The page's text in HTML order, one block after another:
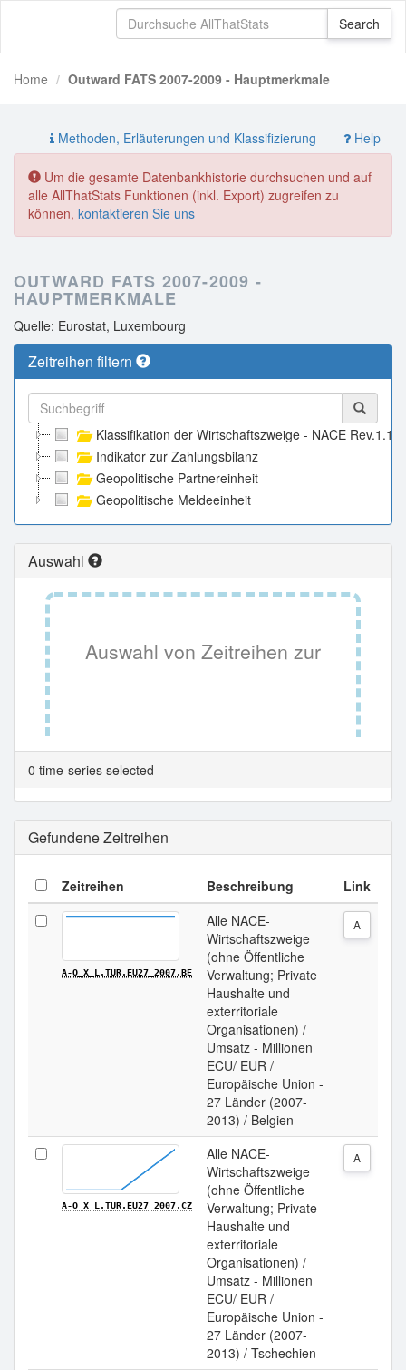
Home Outward FATS 2007-2009 - Hauptmerkmale
Methoden, Erläuterungen und Klassifizierung Help
Um die gesamte Datenbankhistorie durchsuchen und auf
alle AllThatStats Funktionen (inkl. Export) zugreifen zu
können, kontaktieren Sie uns
OUTWARD FATS 2007-2009 -
HAUPTMERKMALE
Quelle: Eurostat, Luxembourg
Zeitreihen filtern
Klassifikation der Wirtschaftszweige - NACE Rev.1.1
Indikator zur Zahlungsbilanz
Geopolitische Partnereinheit
Geopolitische Meldeeinheit
Auswahl
Auswahl von Zeitreihen zur
Tabellenansicht.
0 time-series selected
Gefundene Zeitreihen
Zeitreihen Beschreibung Link
A-O_X_L.TUR.EU27_2007.BE
Alle NACE-
Wirtschaftszweige
(ohne Öffentliche
Verwaltung; Private
Haushalte und
exterritoriale
Organisationen) /
Umsatz - Millionen
ECU/ EUR /
Europäische Union -
27 Länder (2007-
2013) / Belgien
A
A-O_X_L.TUR.EU27_2007.CZ
Alle NACE-
Wirtschaftszweige
(ohne Öffentliche
Verwaltung; Private
Haushalte und
exterritoriale
Organisationen) /
Umsatz - Millionen
ECU/ EUR /
Europäische Union -
27 Länder (2007-
2013) / Tschechien
A